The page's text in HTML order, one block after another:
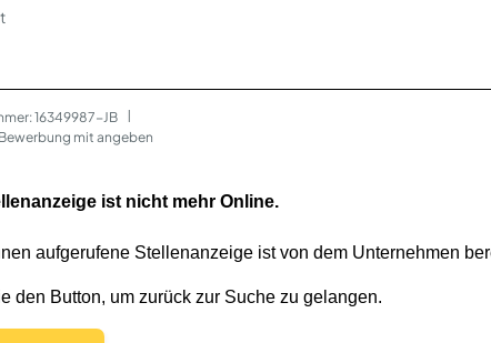
16349987-JB
mit angeben